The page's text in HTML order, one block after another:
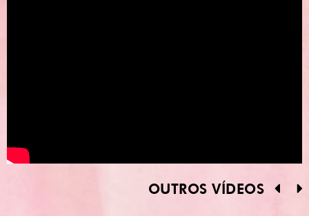
OUTROS VÍDEOS